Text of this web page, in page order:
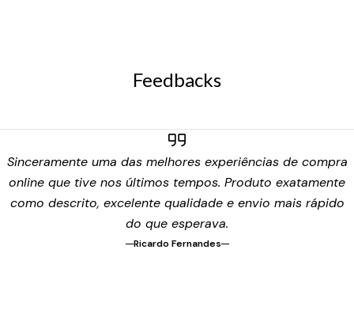
Feedbacks
Sinceramente uma das melhores experiências de compra
online que tive nos últimos tempos. Produto exatamente
como descrito, excelente qualidade e envio mais rápido
do que esperava.
Ricardo Fernandes